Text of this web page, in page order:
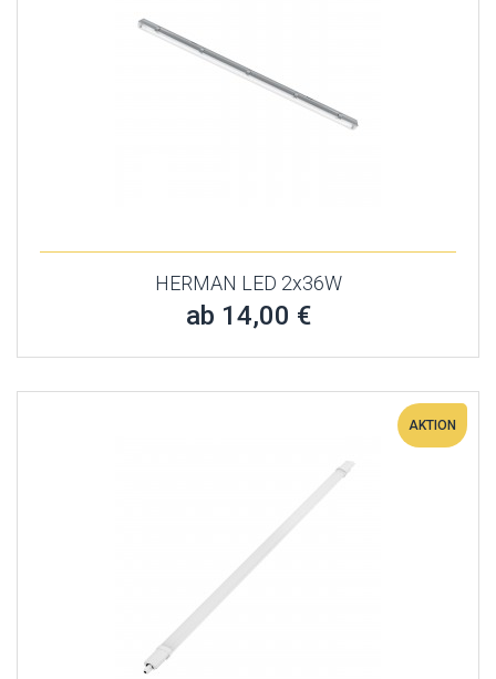
HERMAN LED 2x36W
ab 14,00 €
AKTION